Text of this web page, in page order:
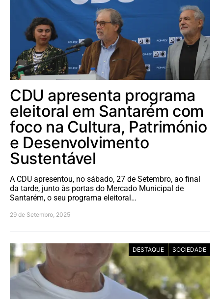
CDU apresenta programa
eleitoral em Santarém com
foco na Cultura, Património
e Desenvolvimento
Sustentável
A CDU apresentou, no sábado, 27 de Setembro, ao final
da tarde, junto às portas do Mercado Municipal de
Santarém, o seu programa eleitoral…
29 de Setembro, 2025
DESTAQUE SOCIEDADE